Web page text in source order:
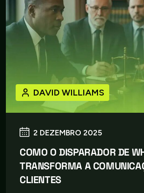
2 DEZEMBRO 2025
DAVID WILLIAMS
COMO O DISPARADOR DE
TRANSFORMA A
CLIENTES